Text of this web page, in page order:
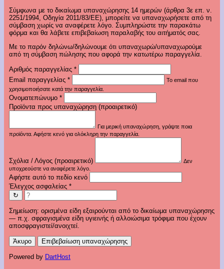
Σύμφωνα με το δικαίωμα υπαναχώρησης 14 ημερών (άρθρα 3ε επ. ν.
2251/1994, Οδηγία 2011/83/ΕΕ), μπορείτε να υπαναχωρήσετε από τη
σύμβαση χωρίς να αναφέρετε λόγο. Συμπληρώστε την παρακάτω
φόρμα και θα λάβετε επιβεβαίωση παραλαβής του αιτήματός σας.
Με το παρόν δηλώνω/δηλώνουμε ότι υπαναχωρώ/υπαναχωρούμε
από τη σύμβαση πώλησης που αφορά την κατωτέρω παραγγελία.
Αριθμός παραγγελίας *
Email παραγγελίας *
Το email που
χρησιμοποιήσατε κατά την παραγγελία.
Ονοματεπώνυμο *
Προϊόντα προς υπαναχώρηση (προαιρετικό)
Για μερική υπαναχώρηση, γράψτε ποια
προϊόντα. Αφήστε κενό για ολόκληρη την παραγγελία.
Σχόλια / Λόγος (προαιρετικό)
Δεν
υποχρεούστε να αναφέρετε λόγο.
Αφήστε αυτό το πεδίο κενό
Έλεγχος ασφαλείας *
↻
Σημείωση: ορισμένα είδη εξαιρούνται από το δικαίωμα υπαναχώρησης
— π.χ. σφραγισμένα είδη υγιεινής ή αλλοιώσιμα τρόφιμα που έχουν
αποσφραγιστεί/ανοιχτεί.
Άκυρο Επιβεβαίωση υπαναχώρησης
Powered by DartHost